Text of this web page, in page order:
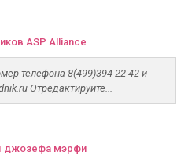
ASP Alliance
телефона 8(499)394-22-42 и
Отредактируйте...
джозефа мэрфи